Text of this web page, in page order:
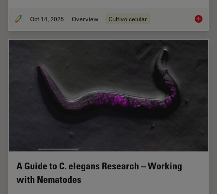
Oct 14, 2025 Overview Cultivo celular
A Guide to C. elegans Research – Working
with Nematodes